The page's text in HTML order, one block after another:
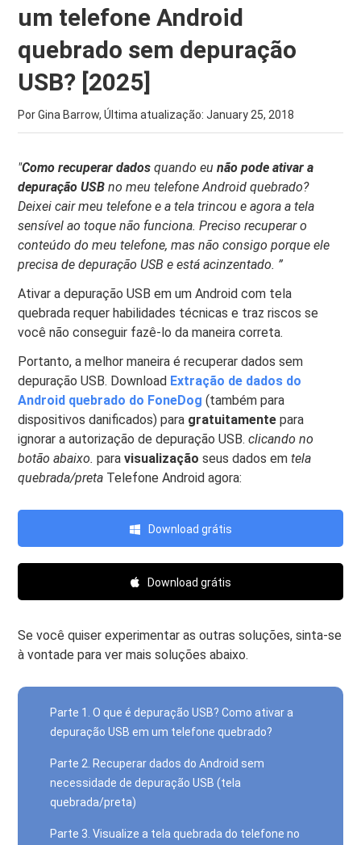
um telefone Android
quebrado sem depuração
USB? [2025]
Por Gina Barrow, Última atualização:January 25, 2018
"Como recuperar dados quando eunão pode ativar a
depuração USBno meu telefone Android quebrado?
Deixei cair meu telefone e a tela trincou e agora a tela
sensível ao toque não funciona. Preciso recuperar o
conteúdo do meu telefone, mas não consigo porque ele
precisa de depuração USB e está acinzentado. ”
Ativar a depuração USB em um Android com tela
quebrada requer habilidades técnicas e traz riscos se
você não conseguir fazê-lo da maneira correta.
Portanto, a melhor maneira é recuperar dados sem
depuração USB. Download Extração de dados do
Android quebrado do FoneDog (também para
dispositivos danificados) para gratuitamente para
ignorar a autorização de depuração USB.clicando no
botão abaixo. paravisualização seus dados emtela
quebrada/preta Telefone Android agora:
Download grátis
Download grátis
Se você quiser experimentar as outras soluções, sinta-se
à vontade para ver mais soluções abaixo.
Parte 1. O que é depuração USB? Como ativar a
depuração USB em um telefone quebrado?
Parte 2. Recuperar dados do Android sem
necessidade de depuração USB (tela
quebrada/preta)
Parte 3. Visualize a tela quebrada do telefone no